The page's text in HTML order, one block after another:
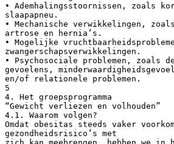
• Ademhalingsstoornissen, zoals
slaapapneu.
• Mechanische verwikkelingen,
artrose en hernia’s.
• Mogelijke
zwangerschapsverwikkelingen.
• Psychosociale problemen, zoals
gevoelens,
en/of relationele problemen.
5
4. Het groepsprogramma
“Gewicht verliezen en volhouden”
4.1. Waarom volgen?
Omdat obesitas steeds vaker
gezondheidsrisico’s met